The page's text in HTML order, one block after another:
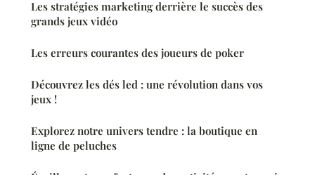
Les stratégies marketing derrière le succès des
grands jeux vidéo
Les erreurs courantes des joueurs de poker
Découvrez les dés led : une révolution dans vos
jeux !
Explorez notre univers tendre : la boutique en
ligne de peluches